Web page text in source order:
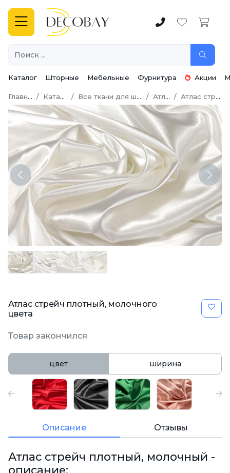
Каталог Шторные Мебельные Фурнитура Акции
Главная Каталог Все ткани для шитья Атлас Атлас стрейч
Previous Next
Атлас стрейч плотный, молочного
цвета
Товар закончился
цвет ширина
Описание Отзывы
Атлас стрейч плотный, молочный -
описание: